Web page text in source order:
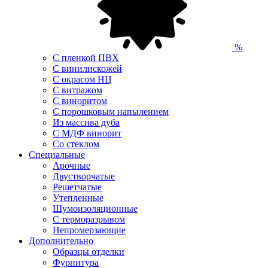
%
С пленкой ПВХ
С винилискожей
С окрасом НЦ
С витражом
С виноритом
С порошковым напылением
Из массива дуба
С МДФ винорит
Со стеклом
Специальные
Арочные
Двустворчатые
Решетчатые
Утепленные
Шумоизоляционные
С терморазрывом
Непромерзающие
Дополнительно
Образцы отделки
Фурнитура